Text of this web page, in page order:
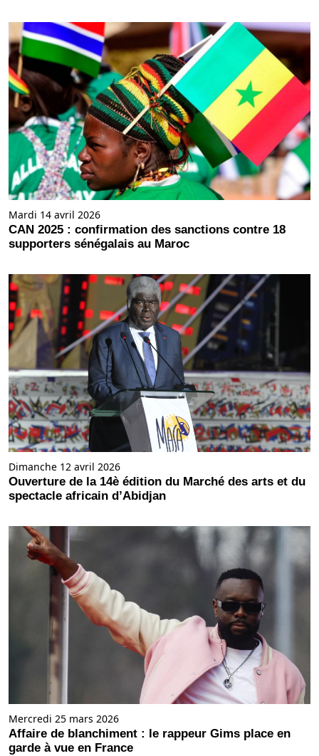
Mardi 14 avril 2026
CAN 2025 : confirmation des sanctions contre 18
supporters sénégalais au Maroc
Dimanche 12 avril 2026
Ouverture de la 14è édition du Marché des arts et du
spectacle africain d’Abidjan
Mercredi 25 mars 2026
Affaire de blanchiment : le rappeur Gims place en
garde à vue en France